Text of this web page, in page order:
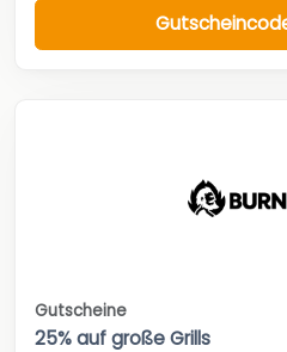
Gutscheine
25% auf große Grills